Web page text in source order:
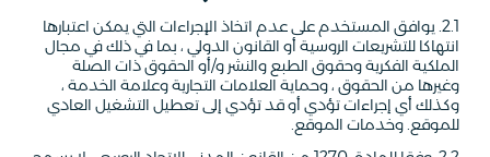
2.1. يوافق المستخدم على عدم اتخاذ الإجراءات التي يمكن اعتبارها
انتهاكا للتشريعات الروسية أو القانون الدولي ، بما في ذلك في مجال
الملكية الفكرية وحقوق الطبع والنشر و/أو الحقوق ذات الصلة
وغيرها من الحقوق ، وحماية العلامات التجارية وعلامة الخدمة ،
وكذلك أي إجراءات تؤدي أو قد تؤدي إلى تعطيل التشغيل العادي
للموقع. وخدمات الموقع.